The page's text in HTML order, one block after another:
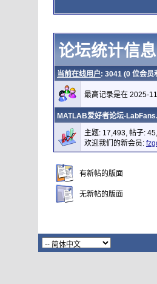
论坛统计信息
当前在线用户: 3041 (0 位会员
最高记录是在 2025-
MATLAB爱好者论坛-
主题: 17,493, 帖子:
欢迎我们的新会员:
有新帖的版面
无新帖的版面